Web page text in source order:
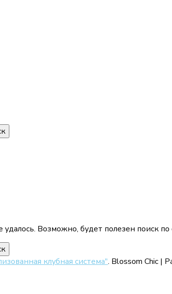
Возможно, будет полезен поиск по
клубная система". Blossom Chic |